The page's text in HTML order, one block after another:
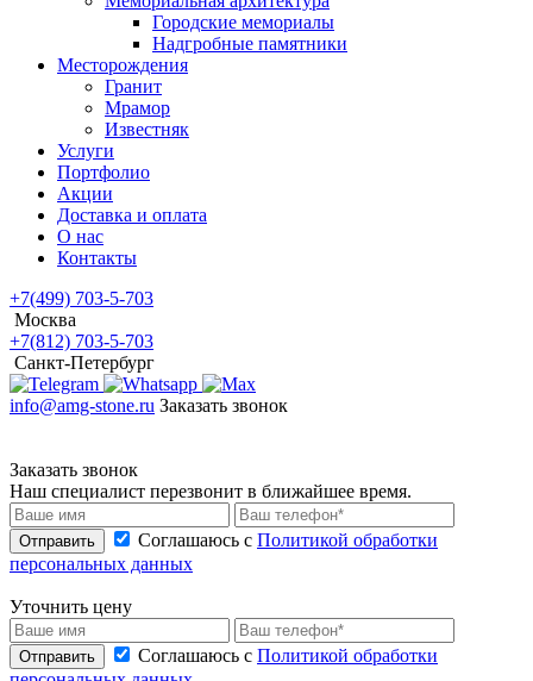
Городские мемориалы
Надгробные памятники
Месторождения
Гранит
Мрамор
Известняк
Услуги
Портфолио
Акции
Доставка и оплата
О нас
Контакты
+7(499) 703-5-703
Москва
+7(812) 703-5-703
Санкт-Петербург
info@amg-stone.ru Заказать звонок
Заказать звонок
Наш специалист перезвонит в ближайшее время.
Отправить Соглашаюсь с Политикой обработки
персональных данных
Уточнить цену
Отправить Соглашаюсь с Политикой обработки